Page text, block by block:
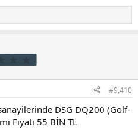
#9,410
DSG DQ200 (Golf-
Fiyatı 55 BİN TL